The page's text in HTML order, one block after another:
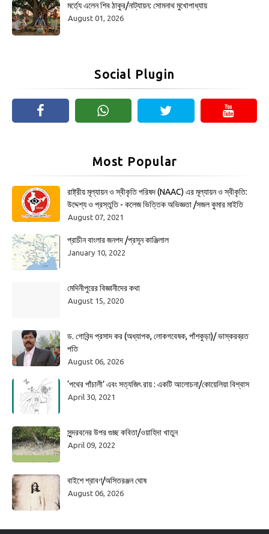
মর্ত্যে এলেন শিব ঠাকুর/নাট্যায়ন: সোমনাথ মুখোপাধ্যায়
August 01, 2026
Social Plugin
Most Popular
রাষ্ট্রীয় মূল্যায়ন ও স্বীকৃতি পরিষদ (NAAC) এর মূল্যায়ন ও স্বীকৃতি:
উদ্দেশ্য ও প্রস্তুতি - কলেজ ভিত্তিক অভিজ্ঞতা /সজল কুমার মাইতি
August 07, 2021
প্রাচীন বাংলার জনপদ /প্রসূন কাঞ্জিলাল
January 10, 2022
মেদিনীপুরের বিজ্ঞানীদের কথা
August 15, 2020
ড. গোবিন্দ প্রসাদ কর (অধ্যাপক, লোকগবেষক, পাঁশকুড়া)/ ভাস্করব্রত
পতি
August 06, 2026
‘পথের পাঁচালী’ এবং সত্যজিৎ রায় : একটি আলোচনা/কোয়েলিয়া বিশ্বাস
April 30, 2021
সুন্দরবনের উপর গুচ্ছ কবিতা/ওয়াহিদা খাতুন
April 09, 2022
বাইশে শ্রাবণ/অসিতরঞ্জন ঘোষ
August 06, 2026